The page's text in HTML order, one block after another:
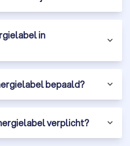
in
bepaald?
verplicht?